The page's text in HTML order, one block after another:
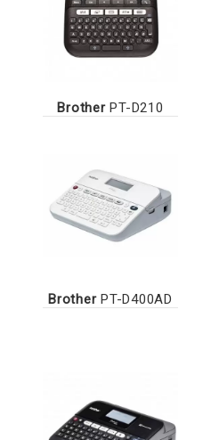
BrotherPT-D210
BrotherPT-D400AD